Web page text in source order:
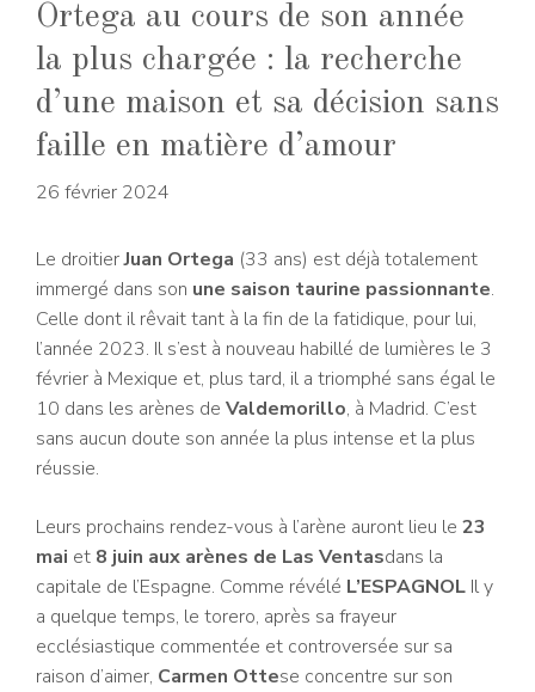
Ortega au cours de son année
la plus chargée : la recherche
d’une maison et sa décision sans
faille en matière d’amour
26 février 2024
Le droitierJuan Ortega (33 ans) est déjà totalement
immergé dans son une saison taurine passionnante.
Celle dont il rêvait tant à la fin de la fatidique, pour lui,
l’année 2023. Il s’est à nouveau habillé de lumières le 3
février à Mexique et, plus tard, il a triomphé sans égal le
10 dans les arènes de Valdemorillo, à Madrid. C’est
sans aucun doute son année la plus intense et la plus
réussie.
Leurs prochains rendez-vous à l’arène auront lieu le 23
mai et 8 juin aux arènes de Las Ventasdans la
capitale de l’Espagne. Comme révélé L’ESPAGNOL Il y
a quelque temps, le torero, après sa frayeur
ecclésiastique commentée et controversée sur sa
raison d’aimer, Carmen Ottese concentre sur son